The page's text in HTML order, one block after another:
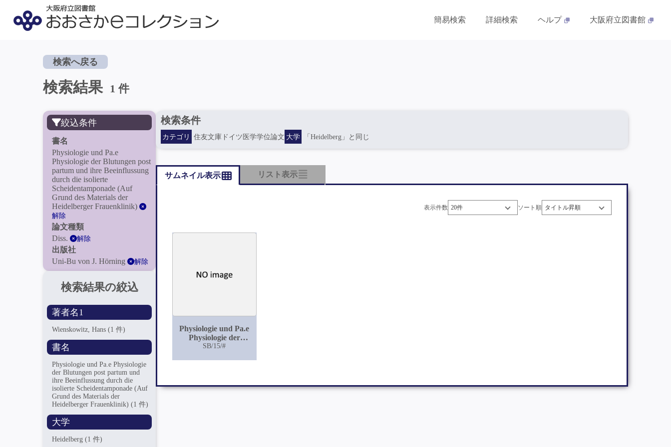
簡易検索 詳細検索 ヘルプ 大阪府立図書館
検索へ戻る
検索結果 1 件
絞込条件
書名
Physiologie und Pa.e
Physiologie der Blutungen post
partum und ihre Beeinflussung
durch die isolierte
Scheidentamponade (Auf
Grund des Materials der
Heidelberger Frauenklinik)
解除
論文種類
Diss.
解除
出版社
Uni-Bu von J. Hörning
解除
検索結果の絞込
著者名1
Wienskowitz, Hans(1 件)
書名
Physiologie und Pa.e Physiologie
der Blutungen post partum und
ihre Beeinflussung durch die
isolierte Scheidentamponade (Auf
Grund des Materials der
Heidelberger Frauenklinik)(1 件)
大学
Heidelberg(1 件)
検索条件
カテゴリ 住友文庫ドイツ医学学位論文 大学 「Heidelberg」と同じ
サムネイル表示 リスト表示
表示件数 ソート順
Physiologie und Pa.e
Physiologie der
Blutungen post
(Auf Grund des
SB/15/#